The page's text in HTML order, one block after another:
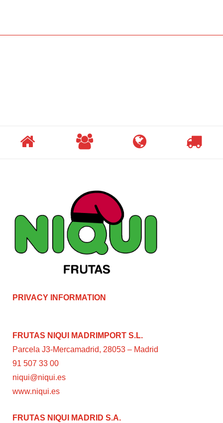
PRIVACY INFORMATION
FRUTAS NIQUI MADRIMPORT S.L.
Parcela J3-Mercamadrid, 28053 – Madrid
91 507 33 00
niqui@niqui.es
www.niqui.es
FRUTAS NIQUI MADRID S.A.